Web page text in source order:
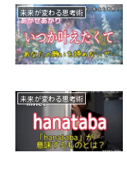
未来が変わる思考術
未来が変わる思考術